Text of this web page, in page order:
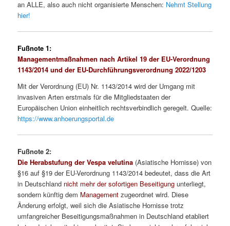
an ALLE, also auch nicht organisierte Menschen: Nehmt Stellung
hier!
Fußnote 1:
Managementmaßnahmen nach Artikel 19 der EU-Verordnung
1143/2014 und der EU-Durchführungsverordnung 2022/1203
Mit der Verordnung (EU) Nr. 1143/2014 wird der Umgang mit
invasiven Arten erstmals für die Mitgliedstaaten der
Europäischen Union einheitlich rechtsverbindlich geregelt. Quelle:
https://www.anhoerungsportal.de
Fußnote 2:
Die Herabstufung der Vespa velutina (Asiatische Hornisse) von
§16 auf §19 der EU-Verordnung 1143/2014 bedeutet, dass die Art
in Deutschland nicht mehr der sofortigen Beseitigung unterliegt,
sondern künftig dem Management zugeordnet wird. Diese
Änderung erfolgt, weil sich die Asiatische Hornisse trotz
umfangreicher Beseitigungsmaßnahmen in Deutschland etabliert